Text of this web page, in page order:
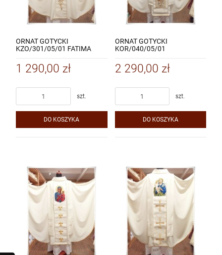
ORNAT GOTYCKI
KZO/301/05/01 FATIMA
1 290,00 zł
szt.
DO KOSZYKA
ORNAT GOTYCKI
KOR/040/05/01
EUCHARYSTIA
2 290,00 zł
szt.
DO KOSZYKA